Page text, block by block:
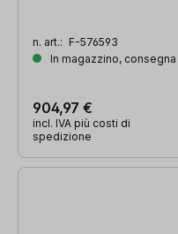
n. art.: F-576593
In magazzino,
904,97 €
incl. IVA più costi di
spedizione